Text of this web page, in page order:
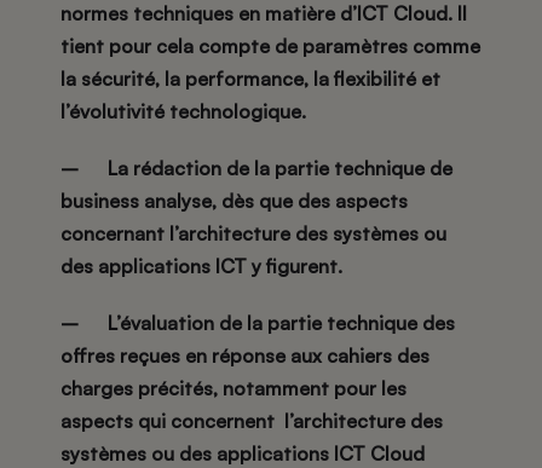
normes techniques en matière d’ICT Cloud. Il
tient pour cela compte de paramètres comme
la sécurité, la performance, la flexibilité et
l’évolutivité technologique.
– La rédaction de la partie technique de
business analyse, dès que des aspects
concernant l’architecture des systèmes ou
des applications ICT y figurent.
– L’évaluation de la partie technique des
offres reçues en réponse aux cahiers des
charges précités, notamment pour les
aspects qui concernent l’architecture des
systèmes ou des applications ICT Cloud